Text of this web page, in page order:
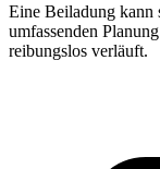
Eine Beiladung kann
umfassenden
reibungslos verläuft.